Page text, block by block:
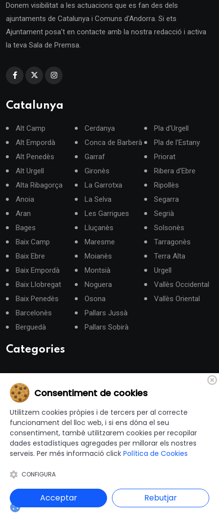
Donem visibilitat a les actuacions que es fan des dels
ajuntaments de Catalunya i Comuns d'Andorra. Si ets
Ajuntament posa't en contacte amb la nostra redacció i activa
la teva Sala de Premsa.
Catalunya
Alt Camp
Alt Empordà
Alt Penedès
Alt Urgell
Alta Ribagorça
Anoia
Aran
Bages
Baix Camp
Baix Ebre
Baix Empordà
Baix Llobregat
Baix Penedès
Barcelonès
Berguedà
Cerdanya
Conca de Barberà
Garraf
Gironès
La Garrotxa
La Selva
Les Garrigues
Lluçanès
Maresme
Moianès
Montsià
Noguera
Osona
Pallars Jussà
Pallars Sobirà
Pla d'Urgell
Pla de l'Estany
Priorat
Ribera d'Ebre
Ripollès
Segarra
Segrià
Solsonès
Tarragonès
Terra Alta
Urgell
Vallès Occidental
Vallès Oriental
Categories
Administracó local
Agenda
Cultura
Eleccions Municipals
Emergències
Esports
Gestió Municipal
Intervenció General
Consentiment de cookies
Utilitzem cookies pròpies i de tercers per al correcte
funcionament del lloc web, i si ens dóna el seu
consentiment, també utilitzarem cookies per recopilar
dades estadístiques agregades per millorar els nostres
serveis. Per més informació click Política de Cookies
CONFIGURA
Acceptar Rebutjar